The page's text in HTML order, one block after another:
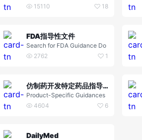
Products with Therapeutic Eq
15110 18
FDA指导性文件
Search for FDA Guidance Do
cuments
2762 1
仿制药开发特定药品指导原则
Product-Specific Guidances
for Generic Drug Developme
4604 6
DailyMed